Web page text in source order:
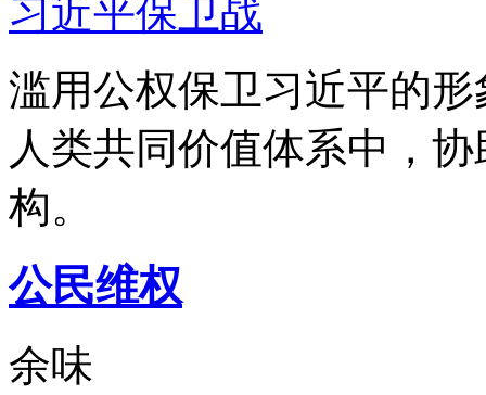
习近平保卫战
滥用公权保卫习近平的
人类共同价值体系中，
构。
公民维权
余味